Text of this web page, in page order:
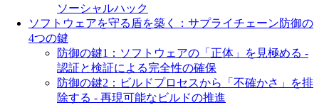
ソーシャルハック
ソフトウェアを守る盾を築く：サプライチェーン防御の
4つの鍵
防御の鍵1：ソフトウェアの「正体」を見極める -
認証と検証による完全性の確保
防御の鍵2：ビルドプロセスから「不確かさ」を排
除する - 再現可能なビルドの推進